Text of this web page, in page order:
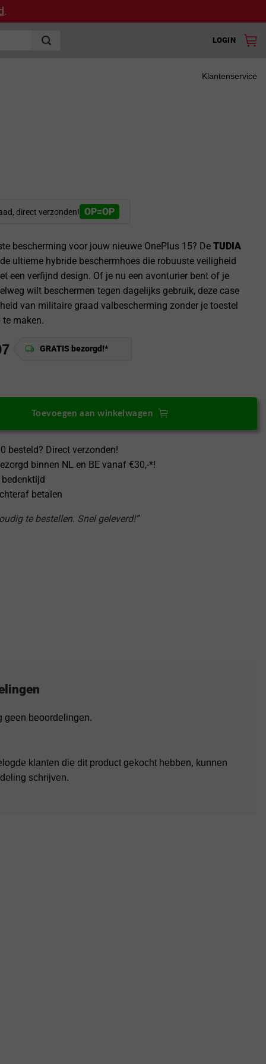
.
LOGIN
Klantenservice
direct verzonden! OP=OP
bescherming voor jouw nieuwe OnePlus 15? De TUDIA
ultieme hybride beschermhoes die robuuste veiligheid
een verfijnd design. Of je nu een avonturier bent of je
wilt beschermen tegen dagelijks gebruik, deze case
van militaire graad valbescherming zonder je toestel
maken.
GRATIS bezorgd!*
[MagSafe] Case MergeGrip Indigo Blue – Dual Layer aantal
Toevoegen aan winkelwagen
besteld? Direct verzonden!
binnen NL en BE vanaf €30,-*!
betalen
te bestellen. Snel geleverd!”
geen beoordelingen.
klanten die dit product gekocht hebben, kunnen
schrijven.